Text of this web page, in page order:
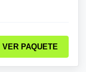
VER PAQUETE